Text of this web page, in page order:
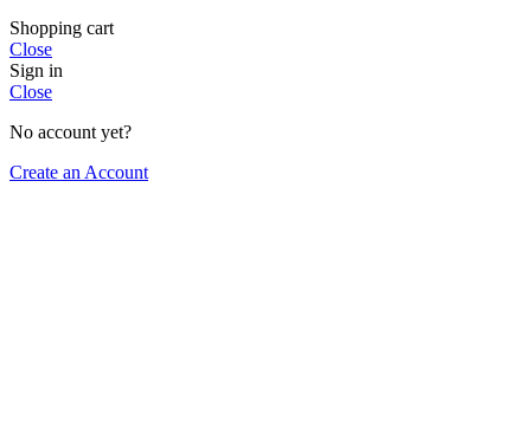
Shopping cart
Close
Sign in
Close
No account yet?
Create an Account